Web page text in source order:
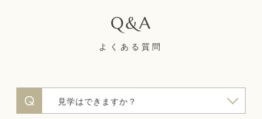
よくある質問
見学はできますか？